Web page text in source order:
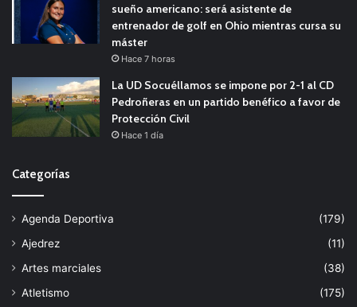
sueño americano: será asistente de
entrenador de golf en Ohio mientras cursa su
máster
Hace 7 horas
La UD Socuéllamos se impone por 2-1 al CD
Pedroñeras en un partido benéfico a favor de
Protección Civil
Hace 1 día
Categorías
Agenda Deportiva
(179)
Ajedrez
(11)
Artes marciales
(38)
Atletismo
(175)